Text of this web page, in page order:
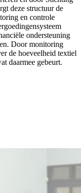
deze structuur de
en controle
ondersteuning
Door monitoring
de hoeveelheid textiel
daarmee gebeurt.